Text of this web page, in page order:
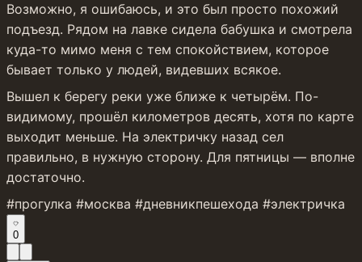
Возможно, я ошибаюсь, и это был просто похожий
подъезд. Рядом на лавке сидела бабушка и смотрела
куда-то мимо меня с тем спокойствием, которое
бывает только у людей, видевших всякое.
Вышел к берегу реки уже ближе к четырём. По-
видимому, прошёл километров десять, хотя по карте
выходит меньше. На электричку назад сел
правильно, в нужную сторону. Для пятницы — вполне
достаточно.
#прогулка #москва #дневникпешехода #электричка
0